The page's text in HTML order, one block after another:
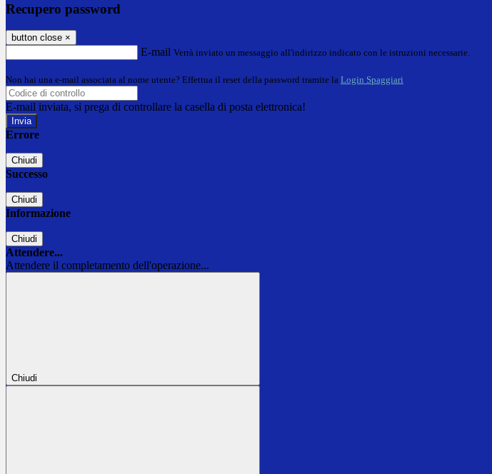
Recupero password
button close ×
E-mail Verrà inviato un messaggio all'indirizzo indicato con le istruzioni necessarie.
Non hai una e-mail associata al nome utente? Effettua il reset della password tramite la Login Spaggiari
E-mail inviata, si prega di controllare la casella di posta elettronica!
Errore
Chiudi
Successo
Chiudi
Informazione
Chiudi
Attendere...
Attendere il completamento dell'operazione...
Chiudi